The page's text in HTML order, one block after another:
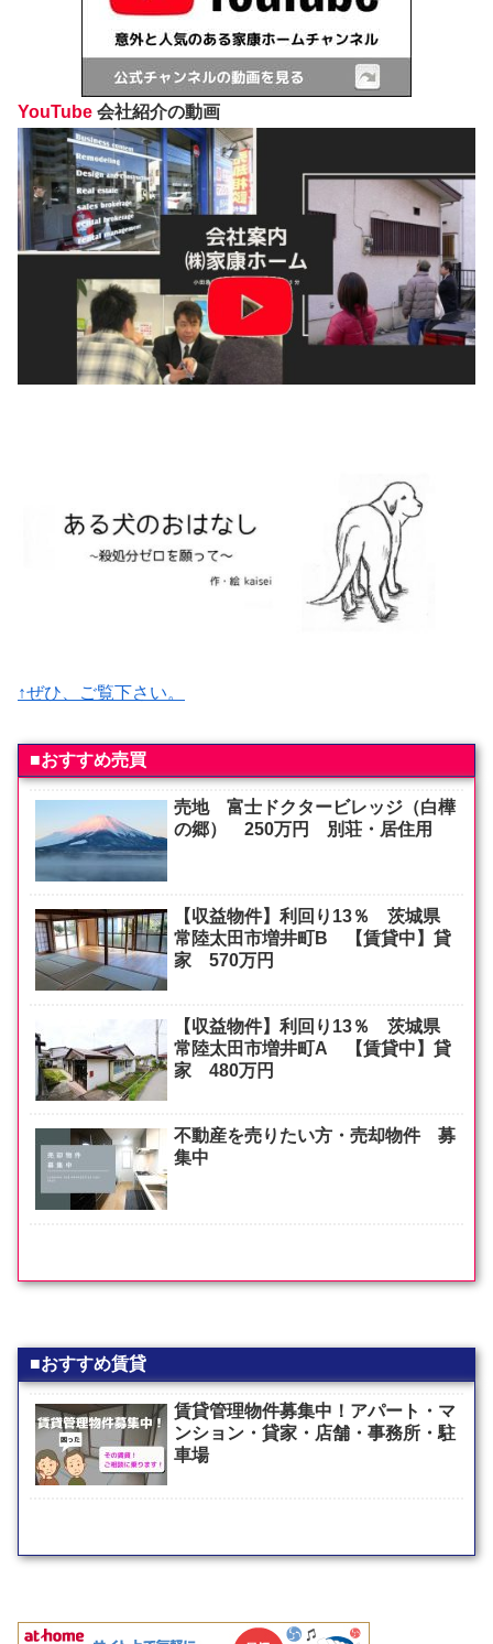
YouTube 会社紹介の動画
↑ぜひ、ご覧下さい。
■おすすめ売買
売地 富士ドクタービレッジ（白樺
の郷） 250万円 別荘・居住用
【収益物件】利回り13％ 茨城県
常陸太田市増井町B 【賃貸中】貸
家 570万円
【収益物件】利回り13％ 茨城県
常陸太田市増井町A 【賃貸中】貸
家 480万円
不動産を売りたい方・売却物件 募
集中
■おすすめ賃貸
賃貸管理物件募集中！アパート・マ
ンション・貸家・店舗・事務所・駐
車場